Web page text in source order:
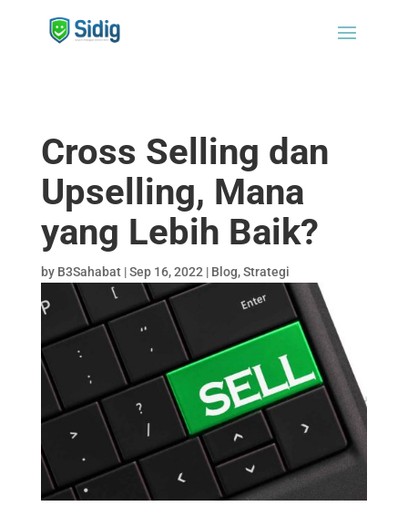
Cross Selling dan
Upselling, Mana
yang Lebih Baik?
by B3Sahabat|Sep 16, 2022 | Blog,Strategi